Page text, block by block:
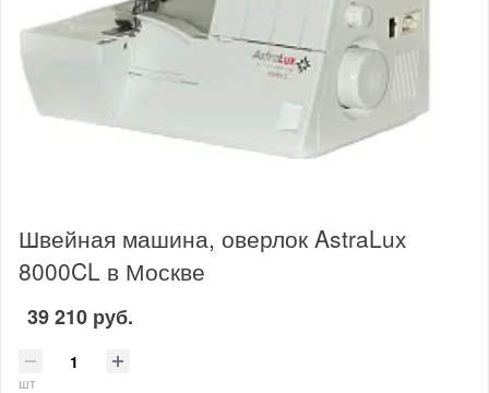
Швейная машина, оверлок AstraLux
8000CL в Москве
39 210 руб.
шт